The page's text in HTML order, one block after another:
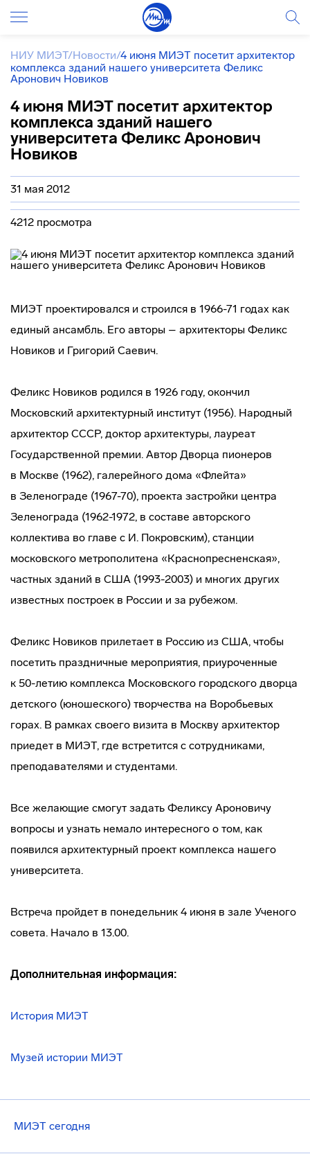
НИУ МИЭТ/Новости/4 июня МИЭТ посетит архитектор
комплекса зданий нашего университета Феликс
Аронович Новиков
4 июня МИЭТ посетит архитектор
комплекса зданий нашего
университета Феликс Аронович
Новиков
31 мая 2012
4212 просмотра
МИЭТ проектировался и строился в 1966-71 годах как
единый ансамбль. Его авторы – архитекторы Феликс
Новиков и Григорий Саевич.
Феликс Новиков родился в 1926 году, окончил
Московский архитектурный институт (1956). Народный
архитектор СССР, доктор архитектуры, лауреат
Государственной премии. Автор Дворца пионеров
в Москве (1962), галерейного дома «Флейта»
в Зеленограде (1967-70), проекта застройки центра
Зеленограда (1962-1972, в составе авторского
коллектива во главе с И. Покровским), станции
московского метрополитена «Краснопресненская»,
частных зданий в США (1993-2003) и многих других
известных построек в России и за рубежом.
Феликс Новиков прилетает в Россию из США, чтобы
посетить праздничные мероприятия, приуроченные
к 50-летию комплекса Московского городского дворца
детского (юношеского) творчества на Воробьевых
горах. В рамках своего визита в Москву архитектор
приедет в МИЭТ, где встретится с сотрудниками,
преподавателями и студентами.
Все желающие смогут задать Феликсу Ароновичу
вопросы и узнать немало интересного о том, как
появился архитектурный проект комплекса нашего
университета.
Встреча пройдет в понедельник 4 июня в зале Ученого
совета. Начало в 13.00.
Дополнительная информация:
История МИЭТ
Музей истории МИЭТ
МИЭТ сегодня